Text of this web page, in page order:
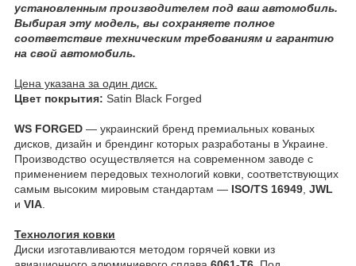
установленным производителем под ваш автомобиль.
Выбирая эту модель, вы сохраняете полное
соответствие техническим требованиям и гарантию
на свой автомобиль.
Цена указана за один диск.
Цвет покрытия: Satin Black Forged
WS FORGED — украинский бренд премиальных кованых
дисков, дизайн и брендинг которых разработаны в Украине.
Производство осуществляется на современном заводе с
применением передовых технологий ковки, соответствующих
самым высоким мировым стандартам — ISO/TS 16949 JWL
и VIA
Технология ковки
Диски изготавливаются методом горячей ковки из